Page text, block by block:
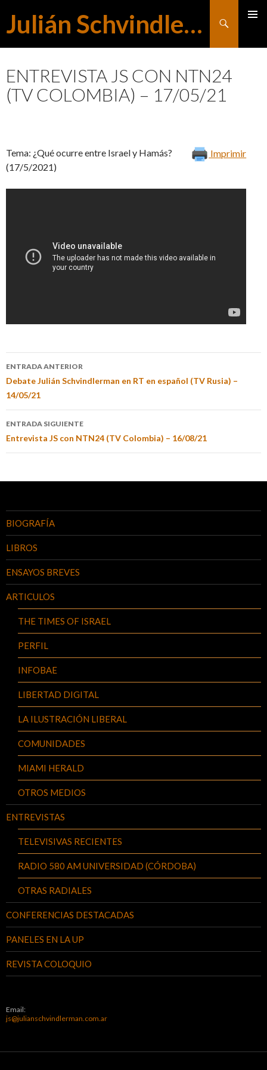
Julián Schvindlerman
Buscar
AL
ENTREVISTA JS CON NTN24
(TV COLOMBIA) – 17/05/21
Imprimir
Tema: ¿Qué ocurre entre Israel y Hamás?
(17/5/2021)
ENTRADA ANTERIOR
Debate Julián Schvindlerman en RT en español (TV Rusia) –
14/05/21
ENTRADA SIGUIENTE
Entrevista JS con NTN24 (TV Colombia) – 16/08/21
BIOGRAFÍA
LIBROS
ENSAYOS BREVES
ARTICULOS
THE TIMES OF ISRAEL
PERFIL
INFOBAE
LIBERTAD DIGITAL
LA ILUSTRACIÓN LIBERAL
COMUNIDADES
MIAMI HERALD
OTROS MEDIOS
ENTREVISTAS
TELEVISIVAS RECIENTES
RADIO 580 AM UNIVERSIDAD (CÓRDOBA)
OTRAS RADIALES
CONFERENCIAS DESTACADAS
PANELES EN LA UP
REVISTA COLOQUIO
Email:
js@julianschvindlerman.com.ar